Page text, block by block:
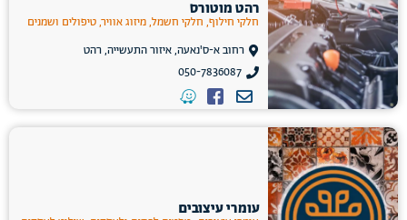
רהט מוטורס
חלקי חילוף, חלקי חשמל, מיזוג אוויר, טיפולים ושמנים
רחוב א-ס'נאעה, איזור התעשייה, רהט
050-7836087
עומרי עיצובים